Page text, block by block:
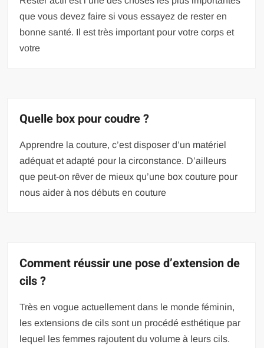
que vous devez faire si vous essayez de rester en
bonne santé. Il est très important pour votre corps et
votre
Quelle box pour coudre ?
Apprendre la couture, c’est disposer d’un matériel
adéquat et adapté pour la circonstance. D’ailleurs
que peut-on rêver de mieux qu’une box couture pour
nous aider à nos débuts en couture
Comment réussir une pose d’extension de
cils ?
Très en vogue actuellement dans le monde féminin,
les extensions de cils sont un procédé esthétique par
lequel les femmes rajoutent du volume à leurs cils.